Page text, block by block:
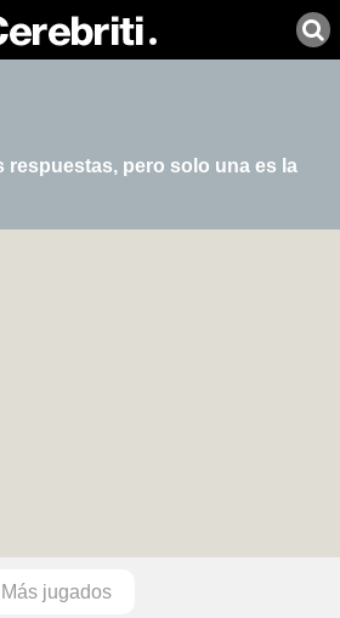
respuestas, pero solo una es la
Más jugados